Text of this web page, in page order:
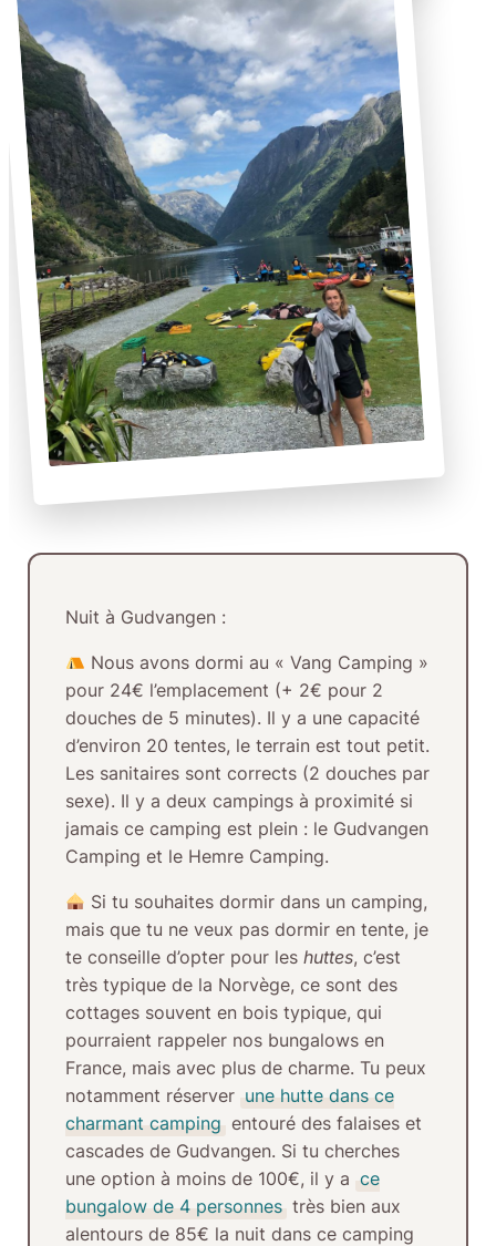
Nuit à Gudvangen :
Nous avons dormi au « Vang Camping »
pour 24€ l’emplacement (+ 2€ pour 2
douches de 5 minutes). Il y a une capacité
d’environ 20 tentes, le terrain est tout petit.
Les sanitaires sont corrects (2 douches par
sexe). Il y a deux campings à proximité si
jamais ce camping est plein : le Gudvangen
Camping et le Hemre Camping.
Si tu souhaites dormir dans un camping,
mais que tu ne veux pas dormir en tente, je
te conseille d’opter pour les huttes, c’est
très typique de la Norvège, ce sont des
cottages souvent en bois typique, qui
pourraient rappeler nos bungalows en
France, mais avec plus de charme. Tu peux
notamment réserver une hutte dans ce
charmant camping entouré des falaises et
cascades de Gudvangen. Si tu cherches
une option à moins de 100€, il y a ce
bungalow de 4 personnes très bien aux
alentours de 85€ la nuit dans ce camping